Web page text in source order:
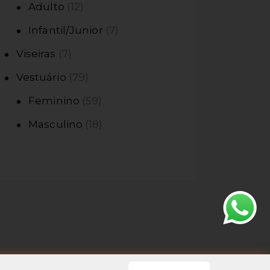
Adulto 12
Infantil/Junior 7
Viseiras
7
Vestuário 79
Feminino 59
Masculino 18